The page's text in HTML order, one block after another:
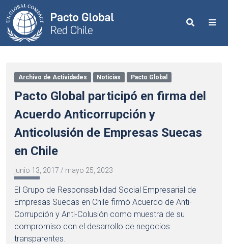
Search
Archivo de Actividades Noticias Pacto Global
Pacto Global participó en firma del
Acuerdo Anticorrupción y
Anticolusión de Empresas Suecas
en Chile
junio 13, 2017 / mayo 25, 2023
El Grupo de Responsabilidad Social Empresarial de
Empresas Suecas en Chile firmó Acuerdo de Anti-
Corrupción y Anti-Colusión como muestra de su
compromiso con el desarrollo de negocios
transparentes.